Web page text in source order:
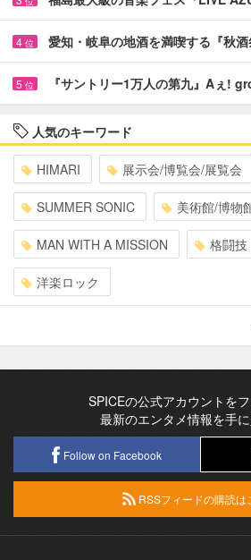
4 位 愛知・岐阜の地酒を満喫する『秋
5 位 『サントリー1万人の第九』Aぇ!
人気のキーワード
HIMARI 展示会/博覧会/展覧会
SUMMER SONIC 美術館/博物
MAN WITH A MISSION 格闘技
洋楽ロック
SPICEの公式アカウントを
最新のエンタメ情報を手
Follow on Facebook
RSSフィードの購読は